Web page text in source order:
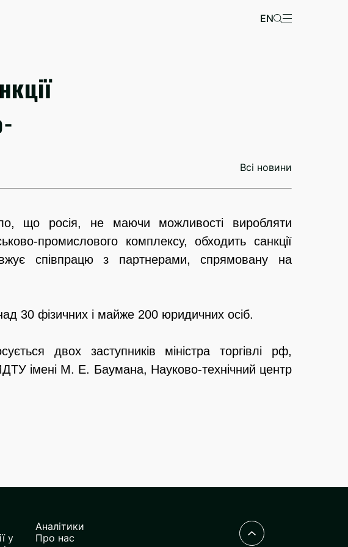
EN
Всі новини
що росія, не маючи можливості виробляти
промислового комплексу, обходить санкції
співпрацю з партнерами, спрямовану на
30 фізичних і майже 200 юридичних осіб.
двох заступників міністра торгівлі рф,
імені М. Е. Баумана, Науково-технічний центр
Аналітики
у
Про нас